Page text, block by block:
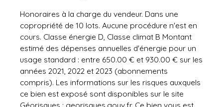
Honoraires à la charge du vendeur. Dans une
copropriété de 10 lots. Aucune procédure n'est en
cours. Classe énergie D, Classe climat B Montant
estimé des dépenses annuelles d'énergie pour un
usage standard : entre 650.00 € et 930.00 € sur les
années 2021, 2022 et 2023 (abonnements
compris). Les informations sur les risques auxquels
ce bien est exposé sont disponibles sur le site